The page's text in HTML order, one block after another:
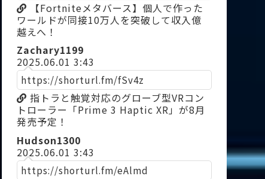
【Fortniteメタバース】個人で作った
ワールドが同接10万人を突破して収入億
越えへ！
Zachary1199
2025.06.01 3:43
https://shorturl.fm/fSv4z
指トラと触覚対応のグローブ型VRコン
トローラー「Prime 3 Haptic XR」が8月
発売予定！
Hudson1300
2025.06.01 3:43
https://shorturl.fm/eAlmd